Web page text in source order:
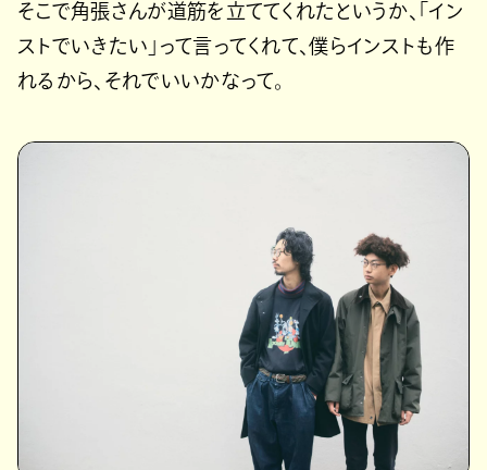
そこで角張さんが道筋を立ててくれたというか、「イン
ストでいきたい」って言ってくれて、僕らインストも作
れるから、それでいいかなって。